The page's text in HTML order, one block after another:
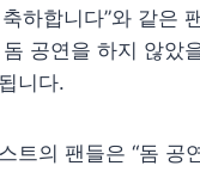
하합니다”와 같은
공연을 하지 않았
니다.
트의 팬들은 “돔 공